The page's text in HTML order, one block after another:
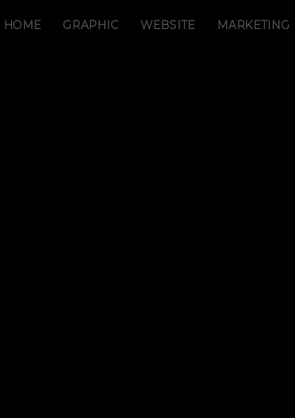
HOME GRAPHIC WEBSITE MARKETING